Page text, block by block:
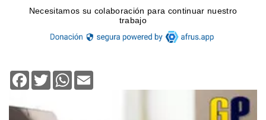
Facebook
TwitterWhatsApp